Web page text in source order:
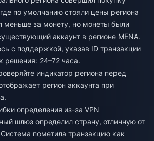
по умолчанию стояли цены региона
меньше за монету, но монеты были
аккаунт в регионе MENA.
с поддержкой, указав ID транзакции
решения: 24–72 часа.
индикатор региона перед
регион аккаунта при
определения из-за VPN
шлюз определил страну, отличную от
Система пометила транзакцию как